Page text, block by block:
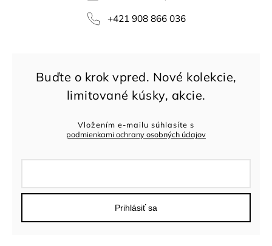
+421 908 866 036
Vložením e-mailu súhlasíte s
podmienkami ochrany osobných údajov
Prihlásiť sa